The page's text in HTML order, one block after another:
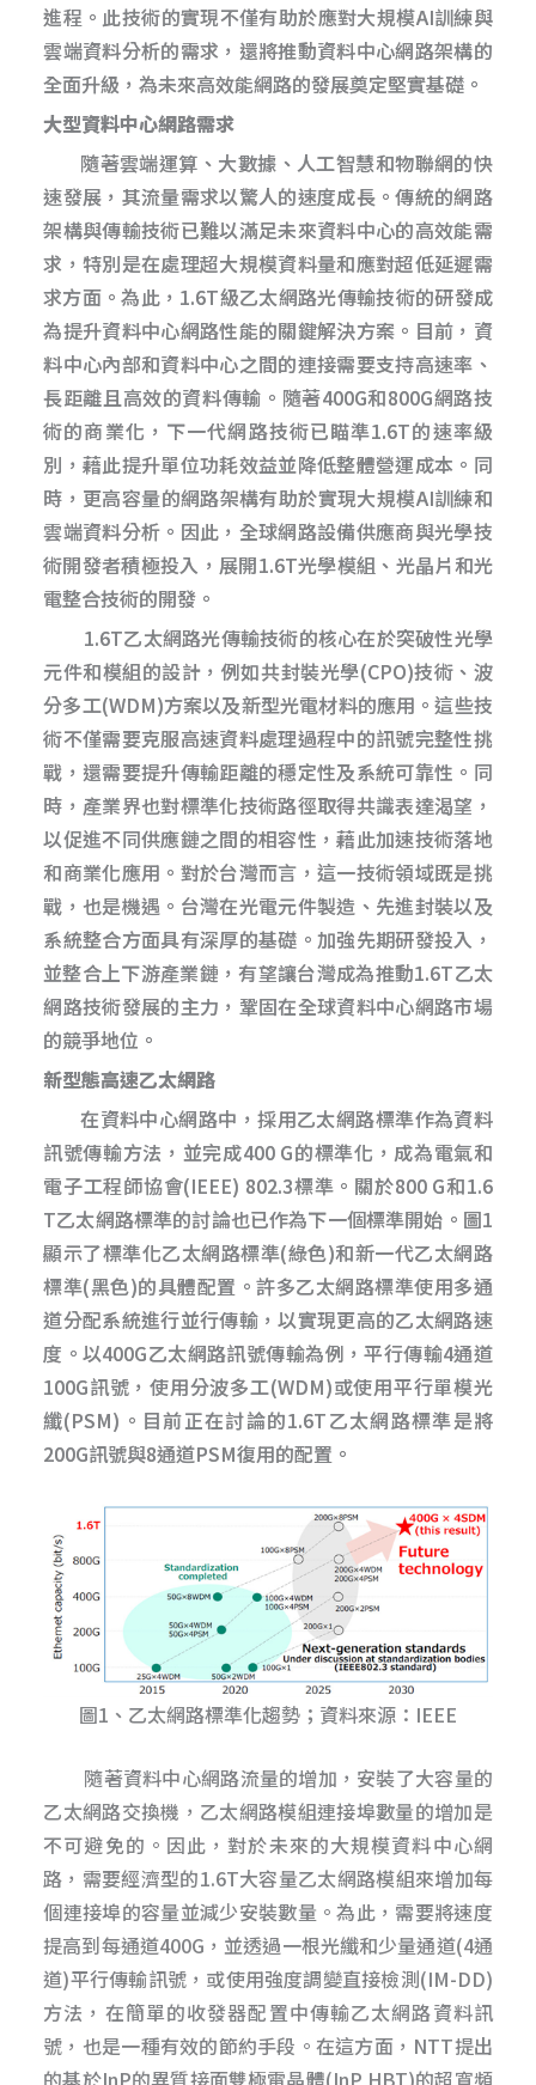
進程。此技術的實現不僅有助於應對大規模AI訓練與
雲端資料分析的需求，還將推動資料中心網路架構的
全面升級，為未來高效能網路的發展奠定堅實基礎。
大型資料中心網路需求
隨著雲端運算、大數據、人工智慧和物聯網的快
速發展，其流量需求以驚人的速度成長。傳統的網路
架構與傳輸技術已難以滿足未來資料中心的高效能需
求，特別是在處理超大規模資料量和應對超低延遲需
求方面。為此，1.6T級乙太網路光傳輸技術的研發成
為提升資料中心網路性能的關鍵解決方案。目前，資
料中心內部和資料中心之間的連接需要支持高速率、
長距離且高效的資料傳輸。隨著400G和800G網路技
術的商業化，下一代網路技術已瞄準1.6T的速率級
別，藉此提升單位功耗效益並降低整體營運成本。同
時，更高容量的網路架構有助於實現大規模AI訓練和
雲端資料分析。因此，全球網路設備供應商與光學技
術開發者積極投入，展開1.6T光學模組、光晶片和光
電整合技術的開發。
1.6T乙太網路光傳輸技術的核心在於突破性光學
元件和模組的設計，例如共封裝光學(CPO)技術、波
分多工(WDM)方案以及新型光電材料的應用。這些技
術不僅需要克服高速資料處理過程中的訊號完整性挑
戰，還需要提升傳輸距離的穩定性及系統可靠性。同
時，產業界也對標準化技術路徑取得共識表達渴望，
以促進不同供應鏈之間的相容性，藉此加速技術落地
和商業化應用。對於台灣而言，這一技術領域既是挑
戰，也是機遇。台灣在光電元件製造、先進封裝以及
系統整合方面具有深厚的基礎。加強先期研發投入，
並整合上下游產業鏈，有望讓台灣成為推動1.6T乙太
網路技術發展的主力，鞏固在全球資料中心網路市場
的競爭地位。
新型態高速乙太網路
在資料中心網路中，採用乙太網路標準作為資料
訊號傳輸方法，並完成400 G的標準化，成為電氣和
電子工程師協會(IEEE) 802.3標準。關於800 G和1.6
T乙太網路標準的討論也已作為下一個標準開始。圖1
顯示了標準化乙太網路標準(綠色)和新一代乙太網路
標準(黑色)的具體配置。許多乙太網路標準使用多通
道分配系統進行並行傳輸，以實現更高的乙太網路速
度。以400G乙太網路訊號傳輸為例，平行傳輸4通道
100G訊號，使用分波多工(WDM)或使用平行單模光
纖(PSM)。目前正在討論的1.6T乙太網路標準是將
200G訊號與8通道PSM復用的配置。
圖1、乙太網路標準化趨勢；資料來源：IEEE
隨著資料中心網路流量的增加，安裝了大容量的
乙太網路交換機，乙太網路模組連接埠數量的增加是
不可避免的。因此，對於未來的大規模資料中心網
路，需要經濟型的1.6T大容量乙太網路模組來增加每
個連接埠的容量並減少安裝數量。為此，需要將速度
提高到每通道400G，並透過一根光纖和少量通道(4通
道)平行傳輸訊號，或使用強度調變直接檢測(IM-DD)
方法，在簡單的收發器配置中傳輸乙太網路資料訊
號，也是一種有效的節約手段。在這方面，NTT提出